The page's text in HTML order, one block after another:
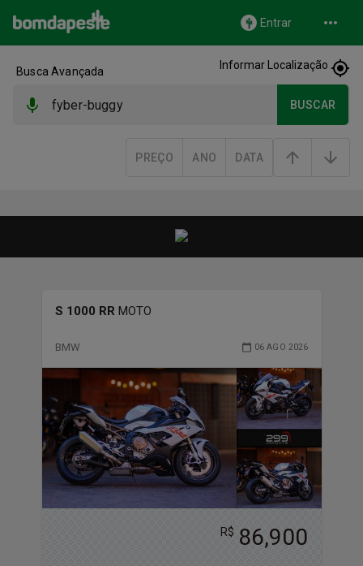
Entrar
Busca Avançada Informar Localização
BUSCAR
PREÇO ANO DATA
S 1000 RR MOTO
BMW 06 AGO 2026
R$ 86,900